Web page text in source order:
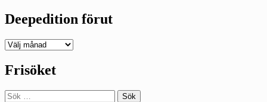
Deepedition förut
Deepedition
Frisöket
Sök